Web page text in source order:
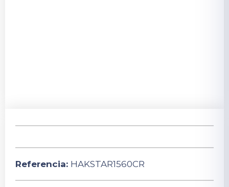
Referencia: HAKSTAR1560CR